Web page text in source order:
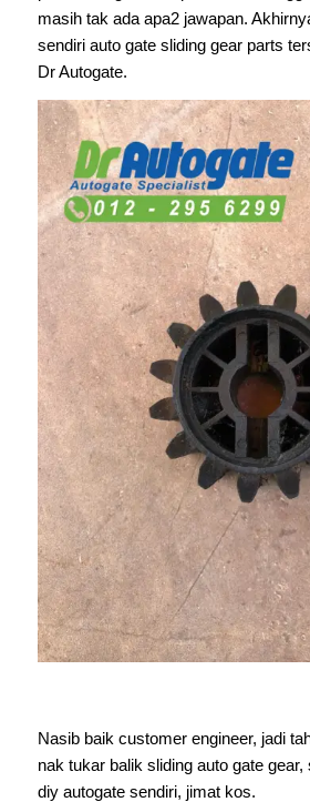
masih tak ada apa2 jawapan.
sendiri auto gate sliding gear parts
Dr Autogate.
Nasib baik customer engineer, jadi
nak tukar balik sliding auto gate
diy autogate sendiri, jimat kos.